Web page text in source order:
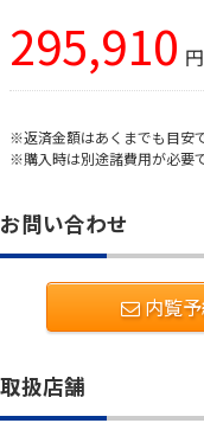
295,910 円
※返済金額はあくまでも目安で
※購入時は別途諸費用が必要で
お問い合わせ
内覧予
取扱店舗